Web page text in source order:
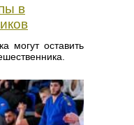
в
могут оставить